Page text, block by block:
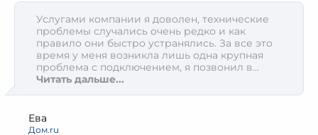
Услугами компании я доволен, технические
проблемы случались очень редко и как
правило они быстро устранялись. За все это
время у меня возникла лишь одна крупная
проблема с подключением, я позвонил в
службу поддержки, общаются на линии
течении нескольких дней. Мастер связался со
мной на следующий день и мы договорились о
Читать дальше...
Ева
Дом.ru